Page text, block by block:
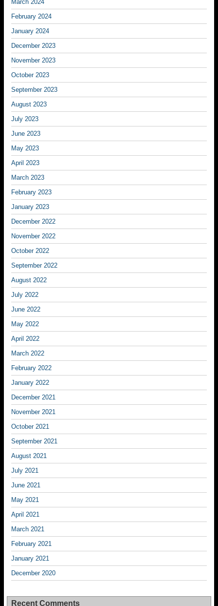
March 2024
February 2024
January 2024
December 2023
November 2023
October 2023
September 2023
August 2023
July 2023
June 2023
May 2023
April 2023
March 2023
February 2023
January 2023
December 2022
November 2022
October 2022
September 2022
August 2022
July 2022
June 2022
May 2022
April 2022
March 2022
February 2022
January 2022
December 2021
November 2021
October 2021
September 2021
August 2021
July 2021
June 2021
May 2021
April 2021
March 2021
February 2021
January 2021
December 2020
Recent Comments